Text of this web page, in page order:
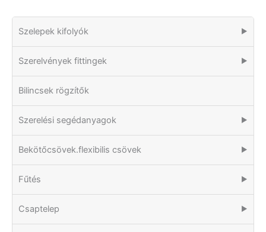
Szelepek kifolyók ▶
Szerelvények fittingek ▶
Bilincsek rögzítők
Szerelési segédanyagok ▶
Bekötőcsövek.flexibilis csövek ▶
Fűtés ▶
Csaptelep ▶